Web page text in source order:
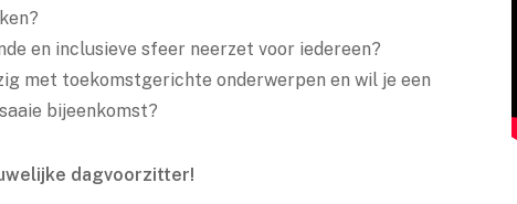
en inclusieve sfeer neerzet voor iedereen?
met toekomstgerichte onderwerpen en wil je een
bijeenkomst?
dagvoorzitter!